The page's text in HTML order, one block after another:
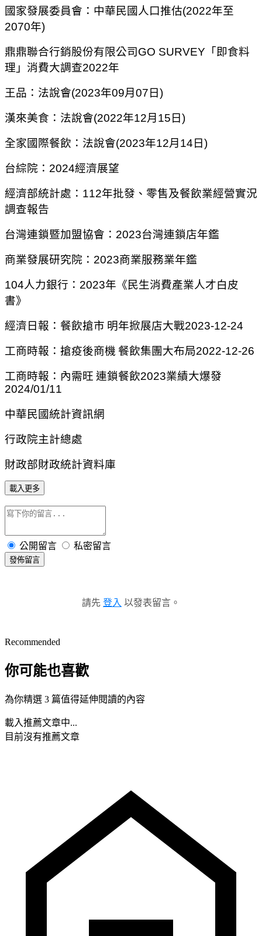
國家發展委員會：中華民國人口推估(2022年至
2070年)
鼎鼎聯合行銷股份有限公司GO SURVEY 「即食料
理」消費大調查2022年
王品：法說會(2023年09月 07 日 )
漢來美食：法說會(2022年12月 15 日 )
全家國際餐飲：法說會(2023年12月 14 日 )
台綜院： 2024經濟展望
經濟部統計處： 112年批發、零售及餐飲業經營實況
調查報告
台灣連鎖暨加盟協會： 2023台灣連鎖店年鑑
商業發展研究院： 2023商業服務業年鑑
104人力銀行： 2023年《民生消費產業人才白皮
書》
經濟日報：餐飲搶市 明年掀展店大戰2023-12-24
工商時報：搶疫後商機 餐飲集團大布局2022-12-26
工商時報：內需旺 連鎖餐飲2023業績大爆發
2024/01/11
中華民國統計資訊網
行政院主計總處
財政部財政統計資料庫
載入更多
公開留言 私密留言
發佈留言
請先 登入 以發表留言。
Recommended
你可能也喜歡
為你精選 3 篇值得延伸閱讀的內容
載入推薦文章中...
目前沒有推薦文章